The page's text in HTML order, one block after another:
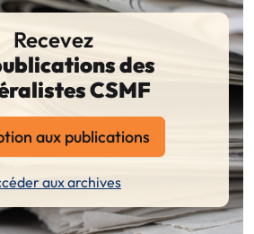
Recevez
des
CSMF
aux publications
aux archives